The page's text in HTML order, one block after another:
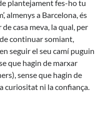
plantejament fes-ho tu
almenys a Barcelona, és
casa meva, la qual, per
continuar somiant,
seguir el seu camí puguin
que hagin de marxar
sense que hagin de
curiositat ni la confiança.